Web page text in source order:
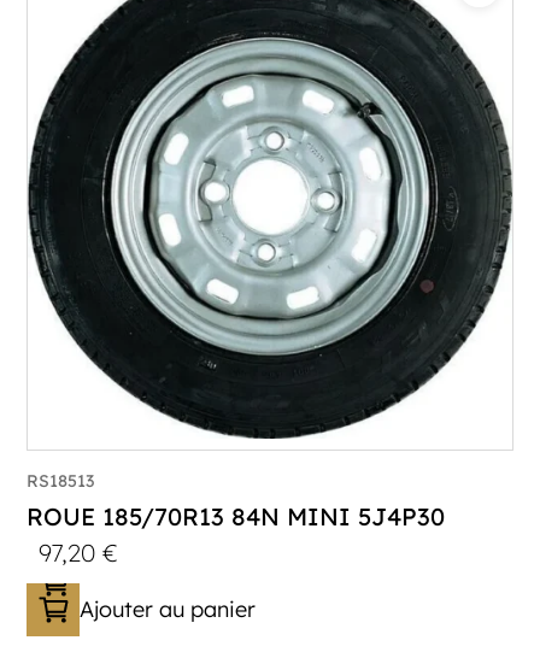
RS18513
ROUE 185/70R13 84N MINI 5J4P30
97,20€
Ajouter au panier